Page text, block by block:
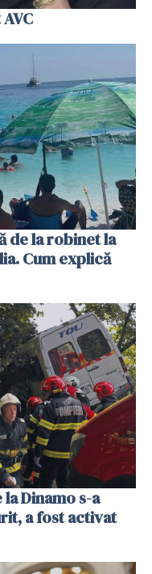
de la robinet la
Cum explică
Dinamo s-a
a fost activat